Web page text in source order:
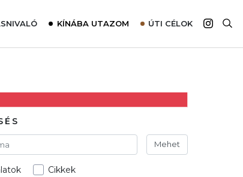
– CitySIM kártya a világutazóknak
KÍNÁBA UTAZOM ÚTI CÉLOK
Afrika
Mehet
Cikkek